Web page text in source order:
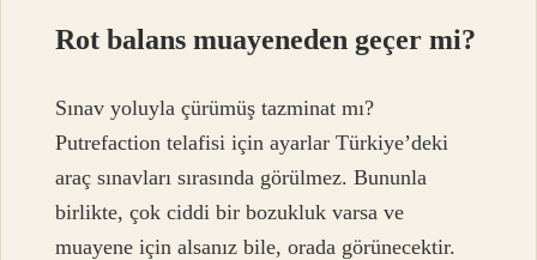
Rot balans muayeneden geçer mi?
Sınav yoluyla çürümüş tazminat mı?
Putrefaction telafisi için ayarlar Türkiye’deki
araç sınavları sırasında görülmez. Bununla
birlikte, çok ciddi bir bozukluk varsa ve
muayene için alsanız bile, orada görünecektir.